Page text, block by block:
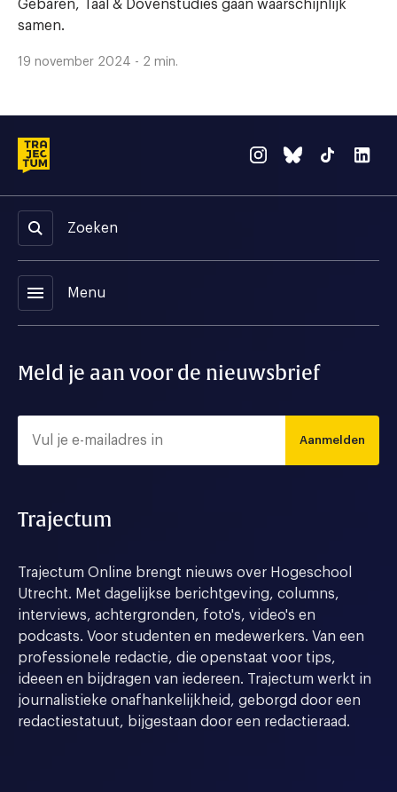
Gebaren, Taal & Dovenstudies gaan waarschijnlijk
samen.
19 november 2024 - 2 min.
Zoeken
menu Menu
Meld je aan voor de nieuwsbrief
Aanmelden
Trajectum
Trajectum Online brengt nieuws over Hogeschool
Utrecht. Met dagelijkse berichtgeving, columns,
interviews, achtergronden, foto's, video's en
podcasts. Voor studenten en medewerkers. Van een
professionele redactie, die openstaat voor tips,
ideeen en bijdragen van iedereen. Trajectum werkt in
journalistieke onafhankelijkheid, geborgd door een
redactiestatuut, bijgestaan door een redactieraad.